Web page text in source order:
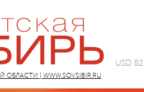
| WWW.SOVSIBIR.RU
USD